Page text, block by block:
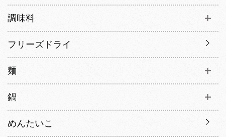
調味料
フリーズドライ
麺
鍋
めんたいこ